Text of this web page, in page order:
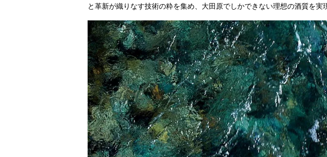
と革新が織りなす技術の粋を集め、大田原でしかできない理想の酒質を実